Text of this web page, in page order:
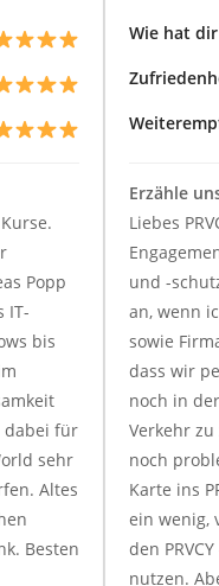
Popp
IT-
bis
dabei für
sehr
Altes
Besten
Wie hat
Erzähle
Liebes
und -
an, wenn
sowie
dass wir
noch in
Verkehr
noch
Karte ins
ein wenig,
den
nutzen.